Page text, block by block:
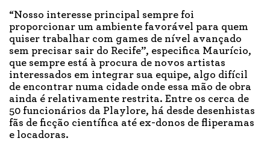
“Nosso interesse principal sempre foi
proporcionar um ambiente favorável para quem
quiser trabalhar com games de nível avançado
sem precisar sair do Recife”, especifica Maurício,
que sempre está à procura de novos artistas
interessados em integrar sua equipe, algo difícil
de encontrar numa cidade onde essa mão de obra
ainda é relativamente restrita. Entre os cerca de
50 funcionários da Playlore, há desde desenhistas
fãs de ficção científica até ex-donos de fliperamas
e locadoras.